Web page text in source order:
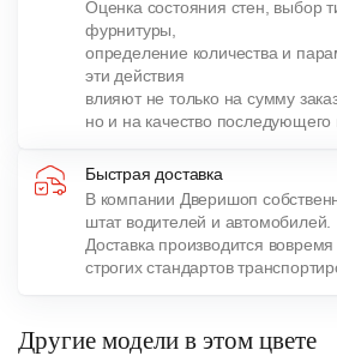
Оценка состояния стен, выбор
фурнитуры,
определение количества и
эти действия
влияют не только на сумму
но и на качество последующего
Быстрая доставка
В компании Дверишоп
штат водителей и автомобилей.
Доставка производится
строгих стандартов
Другие модели в этом цвете